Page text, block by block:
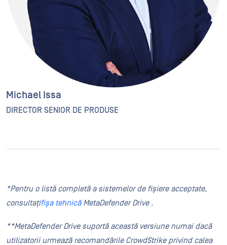
Michael Issa
DIRECTOR SENIOR DE PRODUSE
*Pentru o listă completă a sistemelor de fișiere acceptate,
consultațifișa tehnicăMetaDefenderDrive .
**MetaDefender Drive suportă această versiune numai dacă
utilizatorii urmează recomandările CrowdStrike privind calea